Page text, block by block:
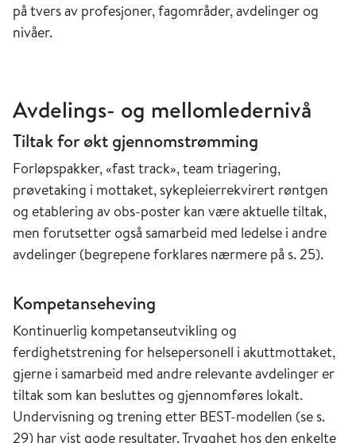
på tvers av profesjoner, fagområder, avdelinger og
nivåer.
Avdelings- og mellomledernivå
Tiltak for økt gjennomstrømming
Forløpspakker, «fast track», team triagering,
prøvetaking i mottaket, sykepleierrekvirert røntgen
og etablering av obs-poster kan være aktuelle tiltak,
men forutsetter også samarbeid med ledelse i andre
avdelinger (begrepene forklares nærmere på s. 25).
Kompetanseheving
Kontinuerlig kompetanseutvikling og
ferdighetstrening for helsepersonell i akuttmottaket,
gjerne i samarbeid med andre relevante avdelinger er
tiltak som kan besluttes og gjennomføres lokalt.
Undervisning og trening etter BEST-modellen (se s.
29) har vist gode resultater. Trygghet hos den enkelte